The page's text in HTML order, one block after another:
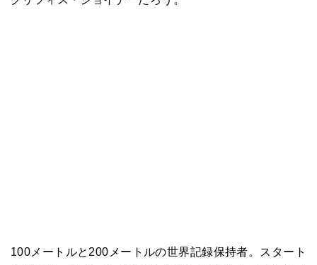
100メートルと200メートルの世界記録保持者。スタート